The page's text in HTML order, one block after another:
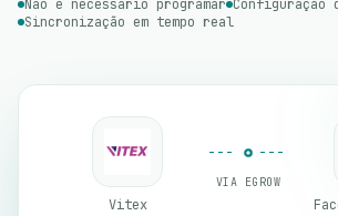
Não é necessário programar Configuração
Sincronização em tempo real
Vitex
VIA EGROW